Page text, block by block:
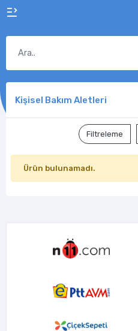
Kişisel Bakım Aletleri
Filtreleme
Ürün bulunamadı.